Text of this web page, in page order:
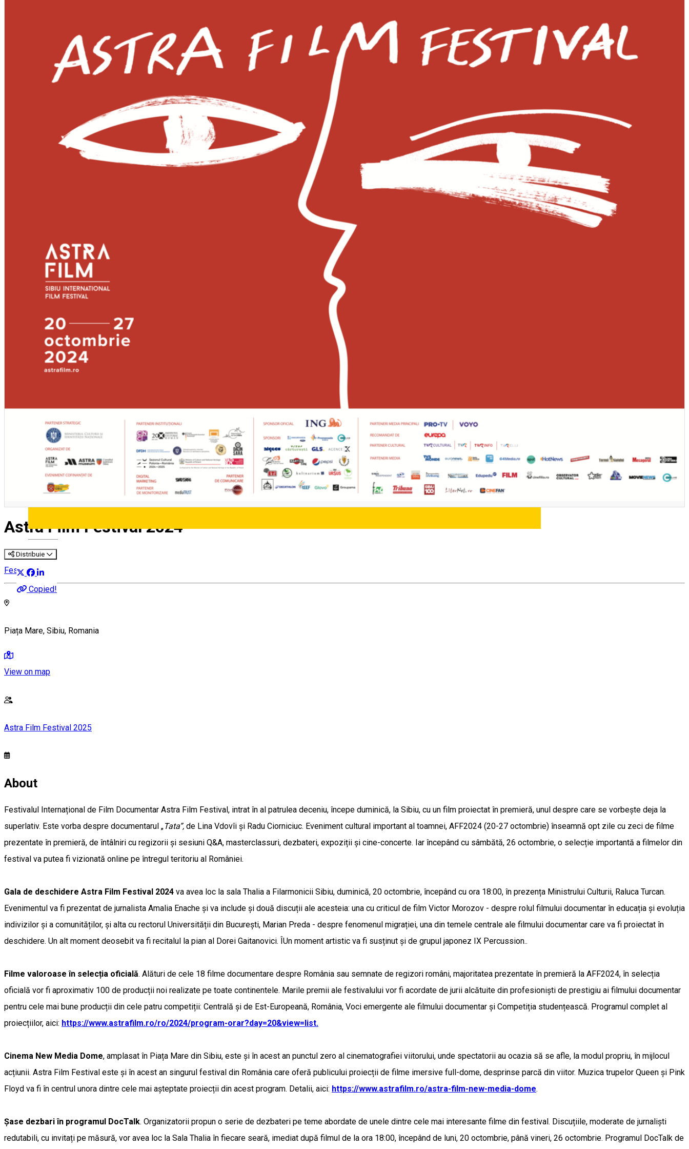
Deutsch
Astra Film Festival 2024
Distribuie
Copied!
Festival
Piața Mare, Sibiu, Romania
View on map
Astra Film Festival 2025
About
Festivalul Internațional de Film Documentar Astra Film Festival, intrat în al patrulea deceniu, începe duminică, la Sibiu, cu un film proiectat în premieră, unul despre care se vorbește deja la
superlativ. Este vorba despre documentarul „Tata”, de Lina Vdovîi și Radu Ciorniciuc. Eveniment cultural important al toamnei, AFF2024 (20-27 octombrie) înseamnă opt zile cu zeci de filme
prezentate în premieră, de întâlniri cu regizorii și sesiuni Q&A, masterclassuri, dezbateri, expoziții și cine-concerte. Iar începând cu sâmbătă, 26 octombrie, o selecție importantă a filmelor din
festival va putea fi vizionată online pe întregul teritoriu al României.
Gala de deschidere Astra Film Festival 2024 va avea loc la sala Thalia a Filarmonicii Sibiu, duminică, 20 octombrie, începând cu ora 18:00, în prezența Ministrului Culturii, Raluca Turcan.
Evenimentul va fi prezentat de jurnalista Amalia Enache și va include și două discuții ale acesteia: una cu criticul de film Victor Morozov - despre rolul filmului documentar în educația și evoluția
indivizilor și a comunităților, și alta cu rectorul Universității din București, Marian Preda - despre fenomenul migrației, una din temele centrale ale filmului documentar care va fi proiectat în
deschidere. Un alt moment deosebit va fi recitalul la pian al Dorei Gaitanovici. ÎUn moment artistic va fi susținut și de grupul japonez IX Percussion..
Filme valoroase în selecția oficială. Alături de cele 18 filme documentare despre România sau semnate de regizori români, majoritatea prezentate în premieră la AFF2024, în selecția
oficială vor fi aproximativ 100 de producții noi realizate pe toate continentele. Marile premii ale festivalului vor fi acordate de jurii alcătuite din profesioniști de prestigiu ai filmului documentar
pentru cele mai bune producții din cele patru competiții: Centrală și de Est-Europeană, România, Voci emergente ale filmului documentar și Competiția studențească. Programul complet al
proiecțiilor, aici: https://www.astrafilm.ro/ro/2024/program-orar?day=20&view=list.
Cinema New Media Dome, amplasat în Piața Mare din Sibiu, este și în acest an punctul zero al cinematografiei viitorului, unde spectatorii au ocazia să se afle, la modul propriu, în mijlocul
acțiunii. Astra Film Festival este și în acest an singurul festival din România care oferă publicului proiecții de filme imersive full-dome, desprinse parcă din viitor. Muzica trupelor Queen și Pink
Floyd va fi în centrul unora dintre cele mai așteptate proiecții din acest program. Detalii, aici: https://www.astrafilm.ro/astra-film-new-media-dome.
Șase dezbari în programul DocTalk. Organizatorii propun o serie de dezbateri pe teme abordate de unele dintre cele mai interesante filme din festival. Discuțiile, moderate de jurnaliști
redutabili, cu invitați pe măsură, vor avea loc la Sala Thalia în fiecare seară, imediat după filmul de la ora 18:00, începând de luni, 20 octombrie, până vineri, 26 octombrie. Programul DocTalk de